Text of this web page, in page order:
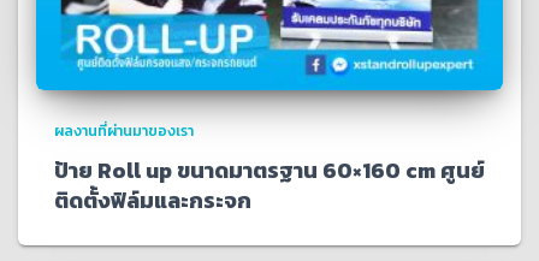
ผลงานที่ผ่านมาของเรา
ป้าย Roll up ขนาดมาตรฐาน 60×160 cm ศูนย์
ติดตั้งฟิล์มและกระจก